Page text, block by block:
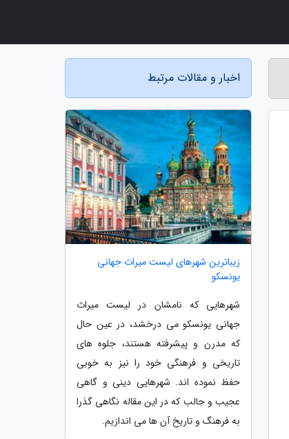
اخبار و مقالات مرتبط
زیباترین شهرهای لیست میراث جهانی
یونسکو
شهرهایی که نامشان در لیست میراث
جهانی یونسکو می درخشد، در عین حال
که مدرن و پیشرفته هستند، جلوه های
تاریخی و فرهنگی خود را نیز به خوبی
حفظ نموده اند. شهرهایی دینی و گاهی
عجیب و جالب که در این مقاله نگاهی گذرا
به فرهنگ و تاریخ آن ها می اندازیم.